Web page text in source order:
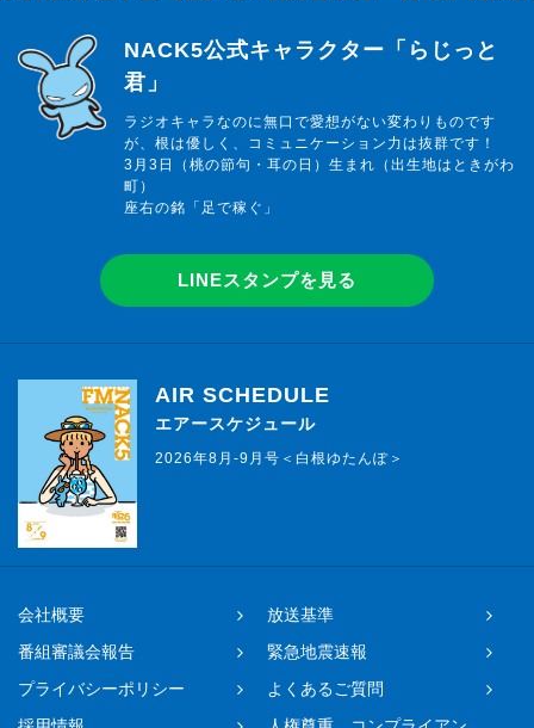
らじっと君
NACK5公式キャラクター「らじっと
君」
ラジオキャラなのに無口で愛想がない変わりものです
が、根は優しく、コミュニケーション力は抜群です！
3月3日（桃の節句・耳の日）生まれ（出生地はときがわ
町）
座右の銘「足で稼ぐ」
LINEスタンプを見る
AIR SCHEDULE
エアースケジュール
2026年8月-9月号＜白根ゆたんぽ＞
会社概要
放送基準
番組審議会報告
緊急地震速報
プライバシーポリシー
よくあるご質問